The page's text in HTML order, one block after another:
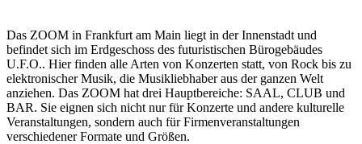
Das ZOOM in Frankfurt am Main liegt in der Innenstadt und
befindet sich im Erdgeschoss des futuristischen Bürogebäudes
U.F.O.. Hier finden alle Arten von Konzerten statt, von Rock bis zu
elektronischer Musik, die Musikliebhaber aus der ganzen Welt
anziehen. Das ZOOM hat drei Hauptbereiche: SAAL, CLUB und
BAR. Sie eignen sich nicht nur für Konzerte und andere kulturelle
Veranstaltungen, sondern auch für Firmenveranstaltungen
verschiedener Formate und Größen.